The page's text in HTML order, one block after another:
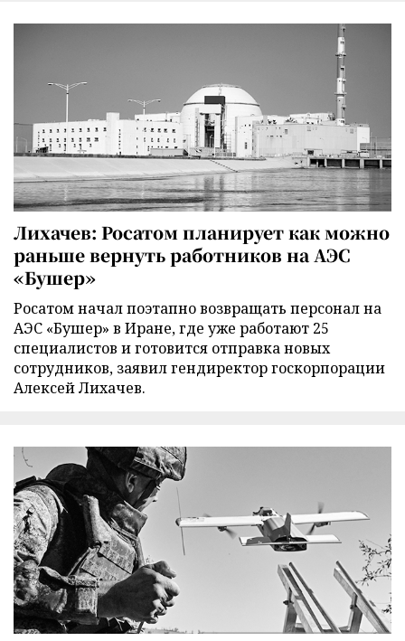
Лихачев: Росатом планирует как можно
раньше вернуть работников на АЭС
«Бушер»
Росатом начал поэтапно возвращать персонал на
АЭС «Бушер» в Иране, где уже работают 25
специалистов и готовится отправка новых
сотрудников, заявил гендиректор госкорпорации
Алексей Лихачев.